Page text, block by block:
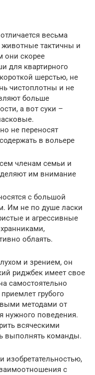
весьма
тактичны и
они скорее
для квартирного
шерстью, не
чистоплотны и не
больше
а вот суки –
не переносят
в вольере
членам семьи и
им внимание
с большой
Им не по душе ласки
и агрессивные
облаять.
и зрением, он
риджбек имеет свое
самостоятельно
грубого
методами от
нужного поведения.
всяческими
выполнять команды.
изобретательностью,
с